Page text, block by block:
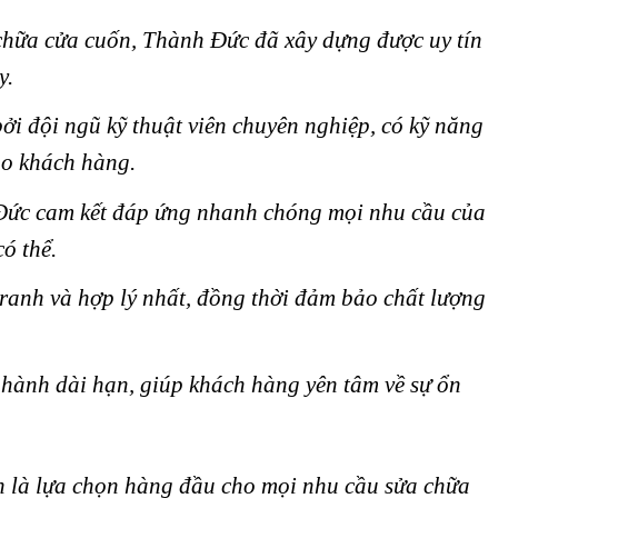
cửa cuốn, Thành Đức đã xây dựng được uy tín
đội ngũ kỹ thuật viên chuyên nghiệp, có kỹ năng
khách hàng.
cam kết đáp ứng nhanh chóng mọi nhu cầu của
thể.
và hợp lý nhất, đồng thời đảm bảo chất lượng
dài hạn, giúp khách hàng yên tâm về sự ổn
lựa chọn hàng đầu cho mọi nhu cầu sửa chữa